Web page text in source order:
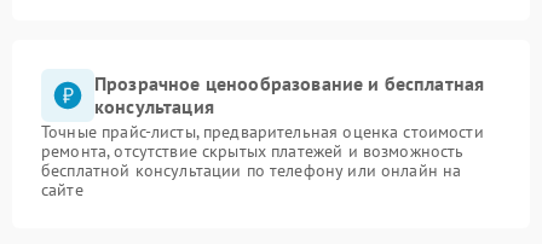
Прозрачное ценообразование и бесплатная
консультация
Точные прайс-листы, предварительная оценка стоимости
ремонта, отсутствие скрытых платежей и возможность
бесплатной консультации по телефону или онлайн на
сайте